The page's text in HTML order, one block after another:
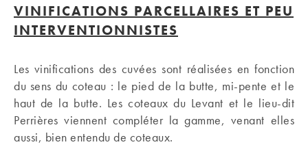
VINIFICATIONS PARCELLAIRES ET PEU
INTERVENTIONNISTES
Les vinifications des cuvées sont réalisées en fonction
du sens du coteau : le pied de la butte, mi-pente et le
haut de la butte. Les coteaux du Levant et le lieu-dit
Perrières viennent compléter la gamme, venant elles
aussi, bien entendu de coteaux.